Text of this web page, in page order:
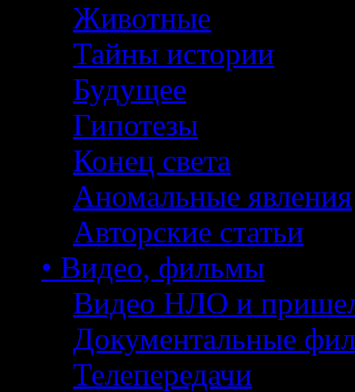
Животные
Тайны истории
Будущее
Гипотезы
Конец света
Аномальные явления
Авторские статьи
• Видео, фильмы
Видео НЛО и
Документальные
Телепередачи